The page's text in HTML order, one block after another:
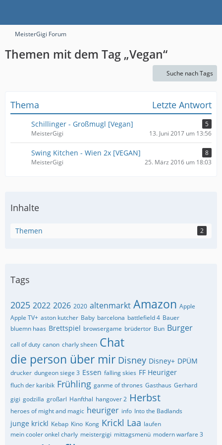
MeisterGigi Forum
Themen mit dem Tag „Vegan“
Suche nach Tags
Thema Letzte Antwort
Schillinger - Großmugl [Vegan]
5
MeisterGigi
13. Juni 2017 um 13:56
Swing Kitchen - Wien 2x [VEGAN]
8
MeisterGigi
25. März 2016 um 18:03
Inhalte
Themen 2
Tags
2025 2022 2026 2020 altenmarkt Amazon Apple
Apple TV+ aston kutcher Baby barcelona battlefield 4 Bauer
bluemn haas Brettspiel browsergame brüdertor Bun Burger
call of duty canon charly sheen Chat
die person über mir Disney Disney+ DPÜM
drucker dungeon siege 3 Essen falling skies FF Heuriger
fluch der karibik Frühling ganme of thrones Gasthaus Gerhard
gigi godzilla großarl Hanfthal hangover 2 Herbst
heroes of might and magic heuriger info Into the Badlands
junge krickl Kebap Kino Kong Krickl Laa laufen
mein cooler onkel charly meistergigi mittagsmenü modern warfare 3